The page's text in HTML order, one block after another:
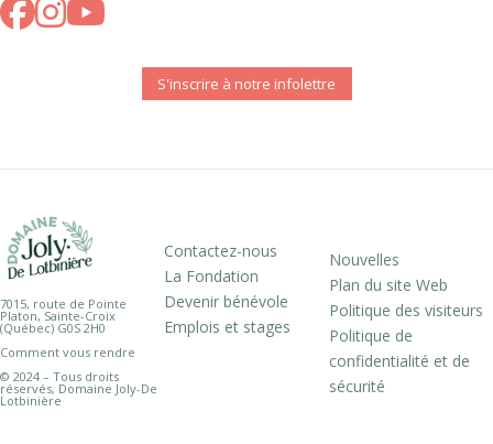
S'inscrire à notre infolettre
7015, route de Pointe
Platon, Sainte-Croix
(Québec) G0S 2H0
Comment vous rendre
© 2024 – Tous droits
réservés, Domaine Joly-De
Lotbinière
Contactez-nous
La Fondation
Devenir bénévole
Emplois et stages
Nouvelles
Plan du site Web
Politique des visiteurs
Politique de
confidentialité et de
sécurité